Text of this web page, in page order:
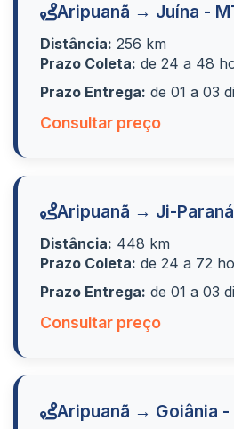
Aripuanã → Juína -
Distância: 256 km
Prazo Coleta: de 24 a 48
Prazo Entrega: de 01 a 03
Consultar preço
Aripuanã → Ji-Paraná
Distância: 448 km
Prazo Coleta: de 24 a 72
Prazo Entrega: de 01 a 03
Consultar preço
Aripuanã → Goiânia -